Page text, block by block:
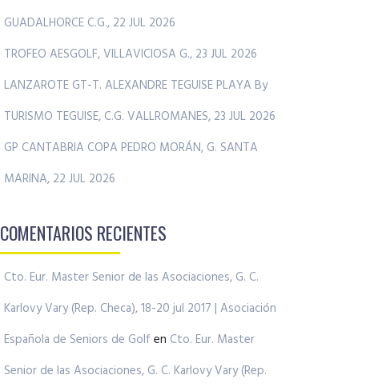
GUADALHORCE C.G., 22 JUL 2026
TROFEO AESGOLF, VILLAVICIOSA G., 23 JUL 2026
LANZAROTE GT-T. ALEXANDRE TEGUISE PLAYA By
TURISMO TEGUISE, C.G. VALLROMANES, 23 JUL 2026
GP CANTABRIA COPA PEDRO MORÁN, G. SANTA
MARINA, 22 JUL 2026
COMENTARIOS RECIENTES
Cto. Eur. Master Senior de las Asociaciones, G. C.
Karlovy Vary (Rep. Checa), 18-20 jul 2017 | Asociación
Española de Seniors de Golf en Cto. Eur. Master
Senior de las Asociaciones, G. C. Karlovy Vary (Rep.